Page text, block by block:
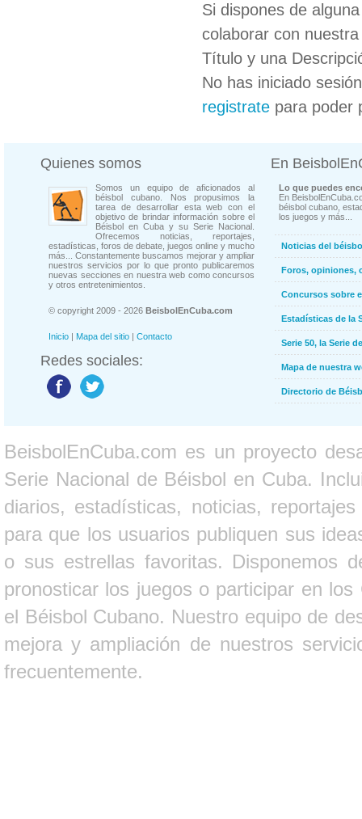
Si dispones de
colaborar con
Título y una
No has iniciado
registrate para poder
Quienes somos
Somos un equipo de aficionados al
béisbol cubano. Nos propusimos la
tarea de desarrollar esta web con el
objetivo de brindar información sobre el
Béisbol en Cuba y su Serie Nacional.
Ofrecemos noticias, reportajes,
estadísticas, foros de debate, juegos online y mucho
más... Constantemente buscamos mejorar y ampliar
nuestros servicios por lo que pronto publicaremos
nuevas secciones en nuestra web como concursos
y otros entretenimientos.
© copyright 2009 - 2026 BeisbolEnCuba.com
Inicio | Mapa del sitio | Contacto
Redes sociales:
En
Lo que puedes
En
béisbol cubano,
los juegos y más...
Noticias del
Foros, opiniones,
Concursos sobre
Estadísticas de la
Serie 50, la Serie
Mapa de nuestra
Directorio de
BeisbolEnCuba.com es un proyecto
Serie Nacional de Béisbol en Cuba.
diarios, estadísticas, noticias,
para que los usuarios publiquen sus
o sus estrellas favoritas. Disponemos
pronosticar los juegos o participar en
el Béisbol Cubano. Nuestro equipo de
mejora y ampliación de nuestros
frecuentemente.